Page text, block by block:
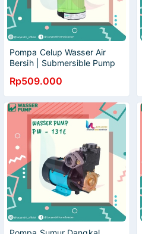
Pompa Celup Wasser Air
Bersih | Submersible Pump
Rp509.000